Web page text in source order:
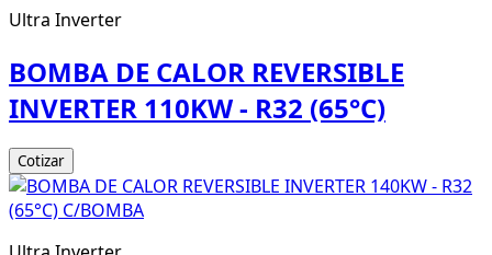
Ultra Inverter
BOMBA DE CALOR REVERSIBLE
INVERTER 110KW - R32 (65°C)
Cotizar